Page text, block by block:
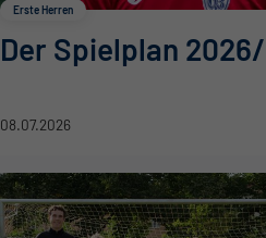
Der Spielplan
Erste Herren
08.07.2026